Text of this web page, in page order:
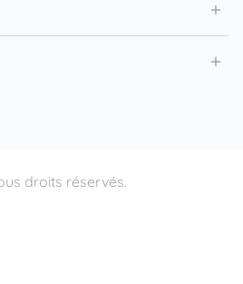
droits réservés.